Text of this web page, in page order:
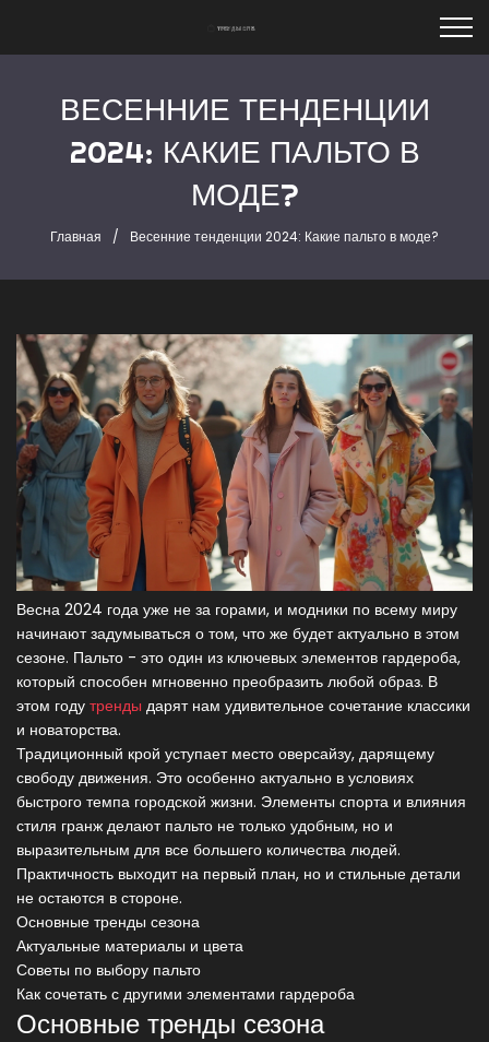
ВЕСЕННИЕ ТЕНДЕНЦИИ
2024: КАКИЕ ПАЛЬТО В
МОДЕ?
Главная Весенние тенденции 2024: Какие пальто в моде?
Весна 2024 года уже не за горами, и модники по всему миру
начинают задумываться о том, что же будет актуально в этом
сезоне. Пальто - это один из ключевых элементов гардероба,
который способен мгновенно преобразить любой образ. В
этом году тренды дарят нам удивительное сочетание классики
и новаторства.
Традиционный крой уступает место оверсайзу, дарящему
свободу движения. Это особенно актуально в условиях
быстрого темпа городской жизни. Элементы спорта и влияния
стиля гранж делают пальто не только удобным, но и
выразительным для все большего количества людей.
Практичность выходит на первый план, но и стильные детали
не остаются в стороне.
Основные тренды сезона
Актуальные материалы и цвета
Советы по выбору пальто
Как сочетать с другими элементами гардероба
Основные тренды сезона